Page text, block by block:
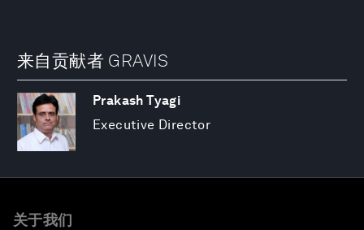
来自贡献者 GRAVIS
Prakash Tyagi
Executive Director
关于我们